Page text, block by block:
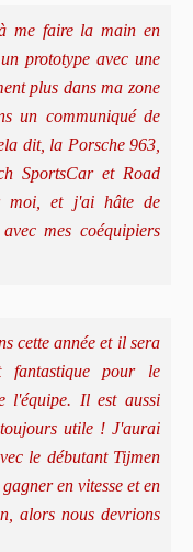
me faire la main en
prototype avec une
plus dans ma zone
un communiqué de
dit, la Porsche 963,
SportsCar et Road
moi, et j'ai hâte de
mes coéquipiers
cette année et il sera
pour le
l'équipe. Il est aussi
utile ! J'aurai
le débutant Tijmen
en vitesse et en
alors nous devrions